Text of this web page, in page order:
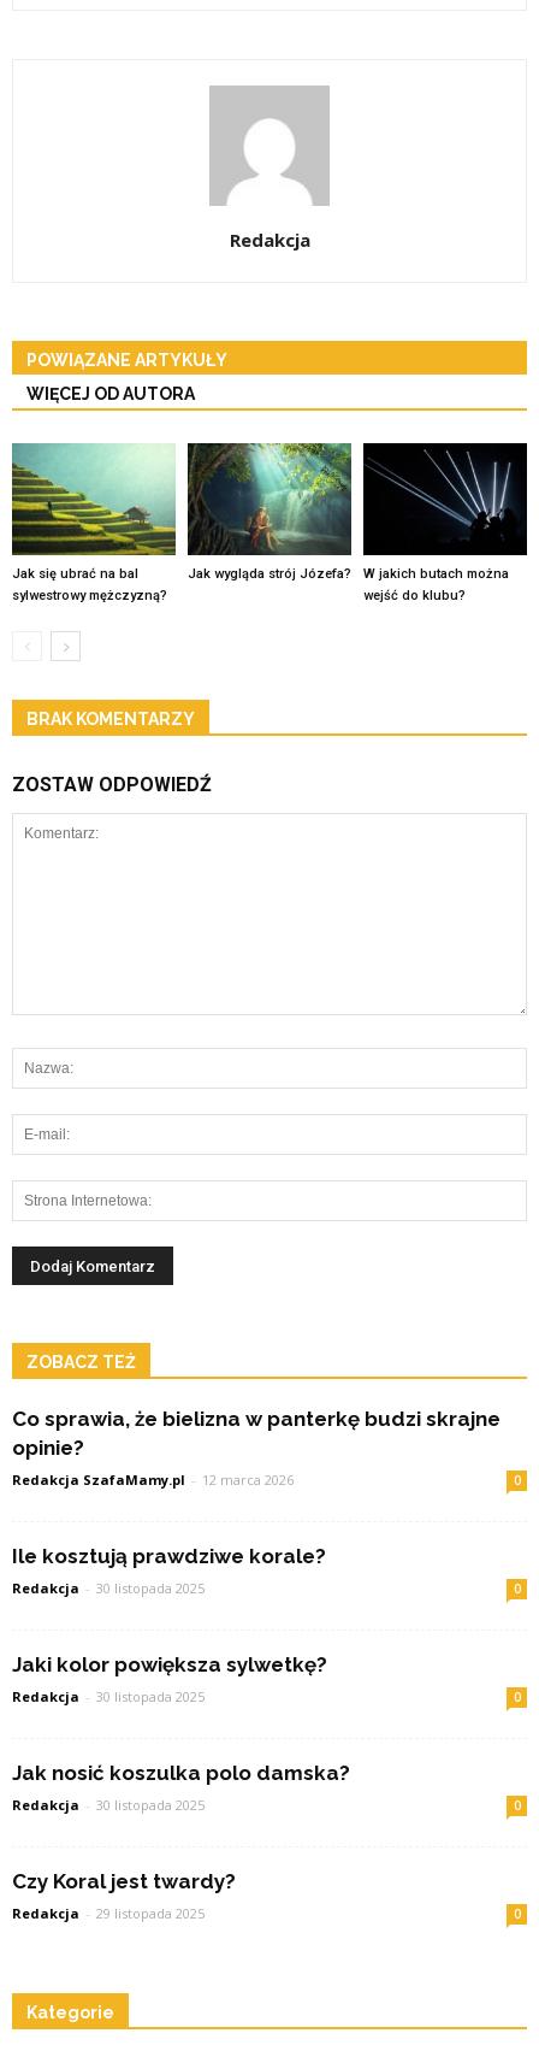
Redakcja
POWIĄZANE ARTYKUŁY
WIĘCEJ OD AUTORA
Jak się ubrać na bal
sylwestrowy mężczyzną?
Jak wygląda strój Józefa?
W jakich butach można
wejść do klubu?
BRAK KOMENTARZY
ZOSTAW ODPOWIEDŹ
ZOBACZ TEŻ
Co sprawia, że bielizna w panterkę budzi skrajne
opinie?
Redakcja SzafaMamy.pl - 12 marca 2026 0
Ile kosztują prawdziwe korale?
Redakcja - 30 listopada 2025 0
Jaki kolor powiększa sylwetkę?
Redakcja - 30 listopada 2025 0
Jak nosić koszulka polo damska?
Redakcja - 30 listopada 2025 0
Czy Koral jest twardy?
Redakcja - 29 listopada 2025 0
Kategorie